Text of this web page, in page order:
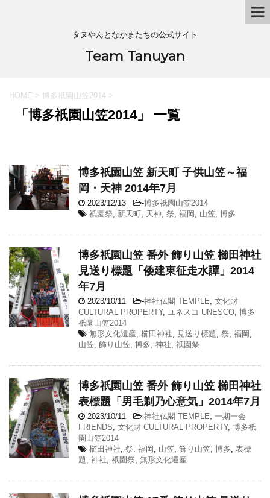
タヌやんとなかまたちの公式サイト
Team Tanuyan
HOME > 博多祇園山笠2014 >
「博多祇園山笠2014」 一覧
博多祇園山笠 新天町 子供山笠～福
岡・天神 2014年7月
2023/12/13 -博多祇園山笠2014
祇園祭, 新天町, 天神, 祭, 福岡 , 山笠, 博多
博多祇園山笠 番外 飾り山笠 櫛田神社
見送り標題「倭建東征走水譚」2014
年7月
2023/10/11 -神社仏閣 TEMPLE, 文化財
CULTURAL PROPERTY, ユネスコ UNESCO, 博多
祇園山笠2014
無形文化遺産, 櫛田神社, 見送り標題, 祭, 福岡 ,
山笠, 飾り山笠, 博多, 神社, 祇園祭
博多祇園山笠 番外 飾り山笠 櫛田神社
表標題「男毛剃乃心意気」2014年7月
2023/10/11 -神社仏閣 TEMPLE, 一期一会
FRIENDS, 文化財 CULTURAL PROPERTY, 博多祇
園山笠2014
櫛田神社, 祭, 福岡 , 山笠, 飾り山笠, 博多, 表標
題, 神社, 祇園祭, 無形文化遺産